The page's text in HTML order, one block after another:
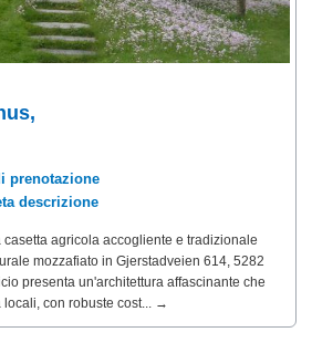
prenotazione
descrizione
agricola accogliente e tradizionale
mozzafiato in Gjerstadveien 614, 5282
presenta un'architettura affascinante che
con robuste cost... →